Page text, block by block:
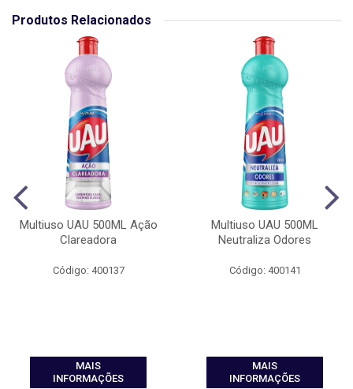
Produtos Relacionados
Multiuso UAU 500ML Ação
Clareadora
Código: 400137
MAIS
INFORMAÇÕES
Multiuso UAU 500ML
Neutraliza Odores
Código: 400141
MAIS
INFORMAÇÕES